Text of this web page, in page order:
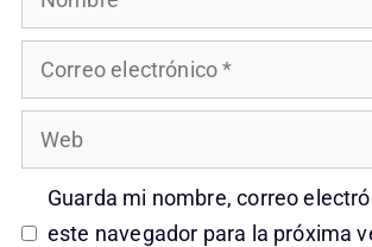
Correo
electrónico
Web
Guarda mi nombre, correo
este navegador para la próxima